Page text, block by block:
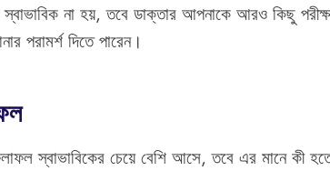
না হয়, তবে ডাক্তার আপনাকে আরও কিছু
পরামর্শ দিতে পারেন।
স্বাভাবিকের চেয়ে বেশি আসে, তবে এর মানে কী